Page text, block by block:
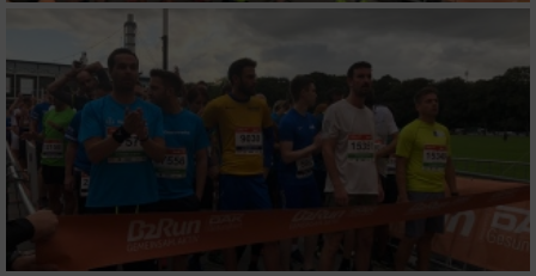
Performance
Funktional
Werbung